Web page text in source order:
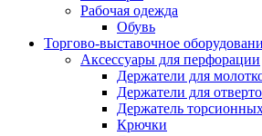
Рабочая одежда
Обувь
Торгово-выставочное
Аксессуары для перфорации
Держатели для
Держатели для
Держатель
Крючки